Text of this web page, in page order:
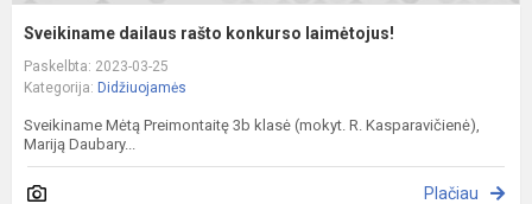
Sveikiname dailaus rašto konkurso laimėtojus!
Paskelbta: 2023-03-25
Kategorija: Didžiuojamės
Sveikiname Mėtą Preimontaitę 3b klasė (mokyt. R. Kasparavičienė),
Mariją Daubary...
Plačiau